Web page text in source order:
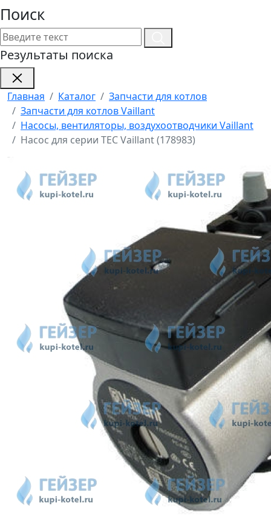
Поиск
Результаты поиска
Главная Каталог
Запчасти для котлов
Запчасти для котлов Vaillant
Насосы, вентиляторы, воздухоотводчики Vaillant
Насос для серии ТЕС Vaillant (178983)